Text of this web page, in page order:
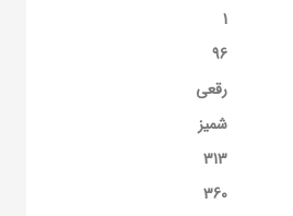
1
96
رقعی
شمیز
313
360